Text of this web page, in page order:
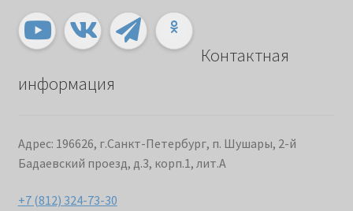
Контактная
информация
Адрес: 196626, г.Санкт-Петербург, п. Шушары, 2-й
Бадаевский проезд, д.3, корп.1, лит.А
+7 (812) 324-73-30